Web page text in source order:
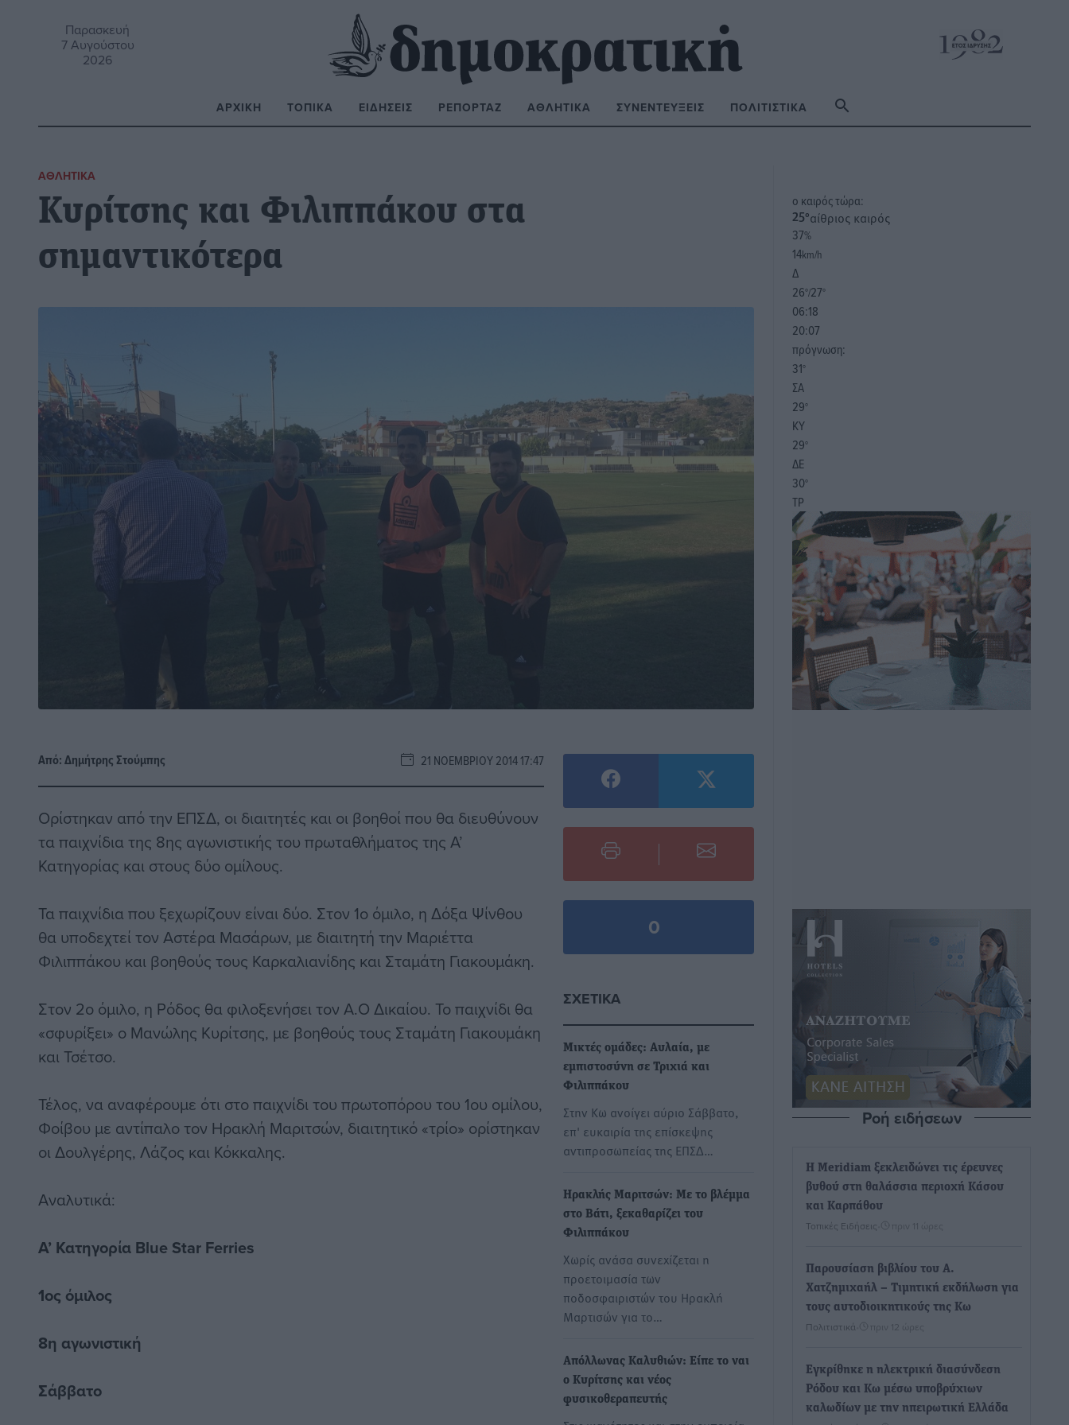
Παρασκευή
7 Αυγούστου
2026
ΑΡΧΙΚΉ ΤΟΠΙΚΆ ΕΙΔΉΣΕΙΣ ΡΕΠΟΡΤΆΖ ΑΘΛΗΤΙΚΆ ΣΥΝΕΝΤΕΎΞΕΙΣ ΠΟΛΙΤΙΣΤΙΚΆ
ΑΘΛΗΤΙΚΆ
Κυρίτσης και Φιλιππάκου στα
σημαντικότερα
Από:Δημήτρης Στούμπης 21 ΝΟΕΜΒΡΊΟΥ 2014 17:47
Ορίστηκαν από την ΕΠΣΔ, οι διαιτητές και οι βοηθοί που θα διευθύνουν
τα παιχνίδια της 8ης αγωνιστικής του πρωταθλήματος της Α’
Κατηγορίας και στους δύο ομίλους.
Τα παιχνίδια που ξεχωρίζουν είναι δύο. Στον 1ο όμιλο, η Δόξα Ψίνθου
θα υποδεχτεί τον Αστέρα Μασάρων, με διαιτητή την Μαριέττα
Φιλιππάκου και βοηθούς τους Καρκαλιανίδης και Σταμάτη Γιακουμάκη.
Στον 2ο όμιλο, η Ρόδος θα φιλοξενήσει τον Α.Ο Δικαίου. Το παιχνίδι θα
«σφυρίξει» ο Μανώλης Κυρίτσης, με βοηθούς τους Σταμάτη Γιακουμάκη
και Τσέτσο.
Τέλος, να αναφέρουμε ότι στο παιχνίδι του πρωτοπόρου του 1ου ομίλου,
Φοίβου με αντίπαλο τον Ηρακλή Μαριτσών, διαιτητικό «τρίο» ορίστηκαν
οι Δουλγέρης, Λάζος και Κόκκαλης.
Αναλυτικά:
Α’ Κατηγορία Blue Star Ferries
1ος όμιλος
8η αγωνιστική
Σάββατο
0
ΣΧΕΤΙΚΆ
Μικτές ομάδες: Αυλαία, με
εμπιστοσύνη σε Τριχιά και
Φιλιππάκου
Στην Κω ανοίγει αύριο Σάββατο,
επ' ευκαιρία της επίσκεψης
αντιπροσωπείας της ΕΠΣΔ…
Ηρακλής Μαριτσών: Με το βλέμμα
στο Βάτι, ξεκαθαρίζει του
Φιλιππάκου
Χωρίς ανάσα συνεχίζεται η
προετοιμασία των
ποδοσφαιριστών του Ηρακλή
Μαρτισών για το…
Απόλλωνας Καλυθιών: Είπε το ναι
ο Κυρίτσης και νέος
φυσικοθεραπευτής
o καιρός τώρα:
25°αίθριος καιρός
37%
14km/h
Δ
26°/27°
06:18
20:07
πρόγνωση:
31°
ΣΑ
29°
ΚΥ
29°
ΔΕ
30°
ΤΡ
Ροή ειδήσεων
Η Meridiam ξεκλειδώνει τις έρευνες
βυθού στη θαλάσσια περιοχή Κάσου
και Καρπάθου
Τοπικές Ειδήσεις πριν 11 ώρες
Παρουσίαση βιβλίου του Α.
Χατζημιχαήλ – Τιμητική εκδήλωση για
τους αυτοδιοικητικούς της Κω
Πολιτιστικά πριν 12 ώρες
Εγκρίθηκε η ηλεκτρική διασύνδεση
Ρόδου και Κω μέσω υποβρύχιων
καλωδίων με την ηπειρωτική Ελλάδα